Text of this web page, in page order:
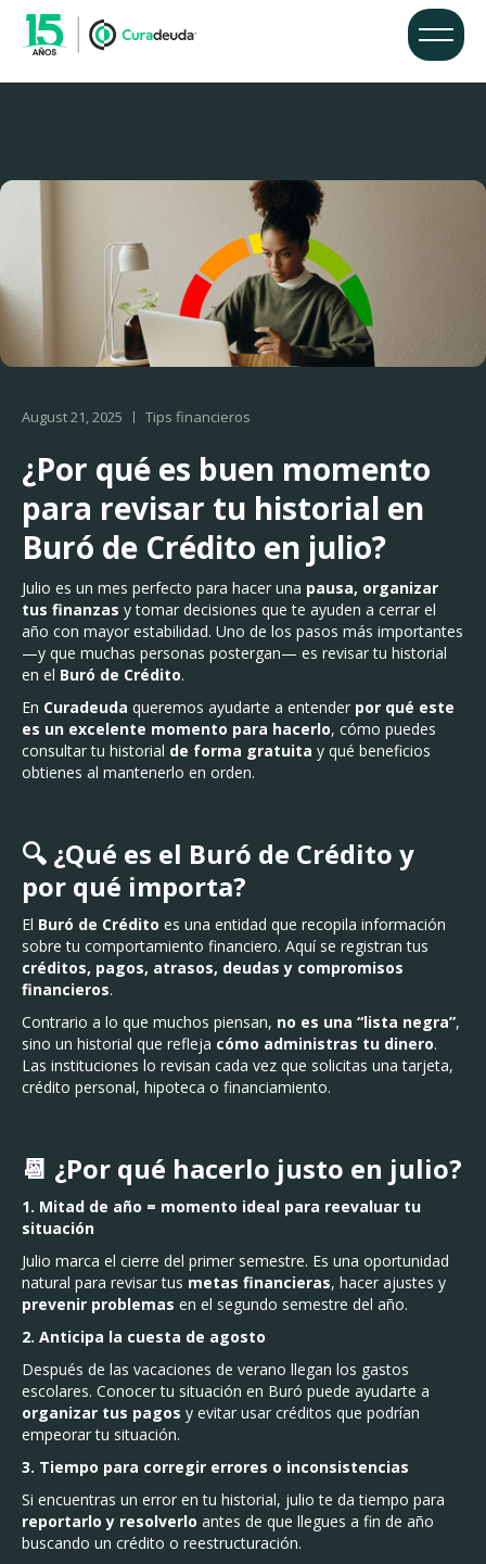
August 21, 2025 Tips financieros
¿Por qué es buen momento
para revisar tu historial en
Buró de Crédito en julio?
Julio es un mes perfecto para hacer una pausa, organizar
tus finanzas y tomar decisiones que te ayuden a cerrar el
año con mayor estabilidad. Uno de los pasos más importantes
—y que muchas personas postergan— es revisar tu historial
en el Buró de Crédito.
En Curadeuda queremos ayudarte a entender por qué este
es un excelente momento para hacerlo, cómo puedes
consultar tu historial de forma gratuita y qué beneficios
obtienes al mantenerlo en orden.
🔍 ¿Qué es el Buró de Crédito y
por qué importa?
El Buró de Crédito es una entidad que recopila información
sobre tu comportamiento financiero. Aquí se registran tus
créditos, pagos, atrasos, deudas y compromisos
financieros.
Contrario a lo que muchos piensan, no es una “lista negra”,
sino un historial que refleja cómo administras tu dinero.
Las instituciones lo revisan cada vez que solicitas una tarjeta,
crédito personal, hipoteca o financiamiento.
📆 ¿Por qué hacerlo justo en julio?
1. Mitad de año = momento ideal para reevaluar tu
situación
Julio marca el cierre del primer semestre. Es una oportunidad
natural para revisar tus metas financieras, hacer ajustes y
prevenir problemas en el segundo semestre del año.
2. Anticipa la cuesta de agosto
Después de las vacaciones de verano llegan los gastos
escolares. Conocer tu situación en Buró puede ayudarte a
organizar tus pagos y evitar usar créditos que podrían
empeorar tu situación.
3. Tiempo para corregir errores o inconsistencias
Si encuentras un error en tu historial, julio te da tiempo para
reportarlo y resolverlo antes de que llegues a fin de año
buscando un crédito o reestructuración.